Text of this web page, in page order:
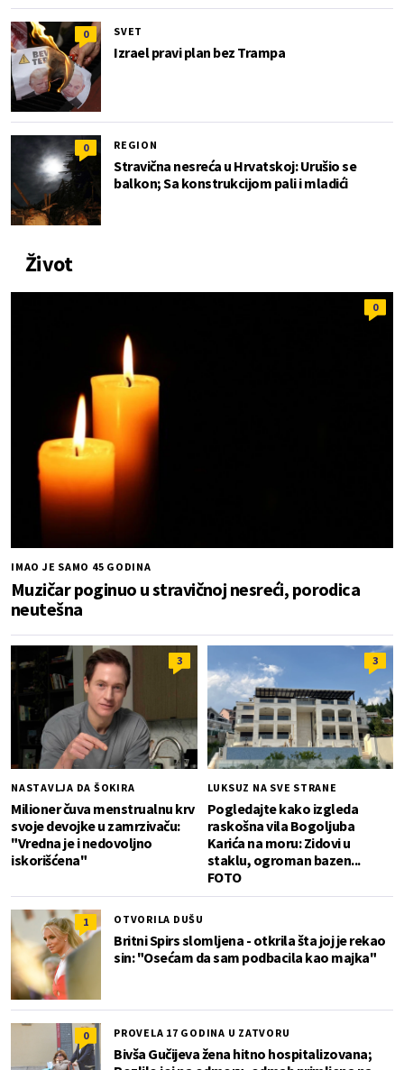
0 SVET
Izrael pravi plan bez Trampa
0 REGION
Stravična nesreća u Hrvatskoj: Urušio se
balkon; Sa konstrukcijom pali i mladići
Život
0
IMAO JE SAMO 45 GODINA
Muzičar poginuo u stravičnoj nesreći, porodica
neutešna
3
NASTAVLJA DA ŠOKIRA
Milioner čuva menstrualnu krv
svoje devojke u zamrzivaču:
"Vredna je i nedovoljno
iskorišćena"
3
LUKSUZ NA SVE STRANE
Pogledajte kako izgleda
raskošna vila Bogoljuba
Karića na moru: Zidovi u
staklu, ogroman bazen...
FOTO
1 OTVORILA DUŠU
Britni Spirs slomljena - otkrila šta joj je rekao
sin: "Osećam da sam podbacila kao majka"
0 PROVELA 17 GODINA U ZATVORU
Bivša Gučijeva žena hitno hospitalizovana;